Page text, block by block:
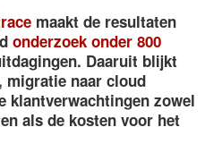
maakt de resultaten
onderzoek onder 800
Daaruit blijkt
naar cloud
klantverwachtingen zowel
als de kosten voor het